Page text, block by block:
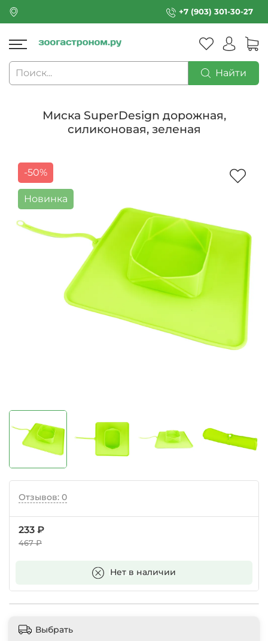
+7 (903) 301-30-27
Найти
Миска SuperDesign дорожная,
силиконовая, зеленая
-50%
Новинка
Отзывов: 0
233 ₽
467 ₽
Нет в наличии
В корзину
Выбрать